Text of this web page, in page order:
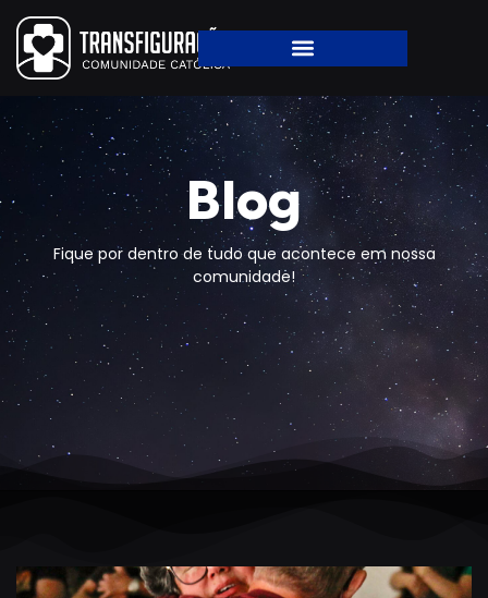
Blog
Fique por dentro de tudo que acontece em nossa
comunidade!